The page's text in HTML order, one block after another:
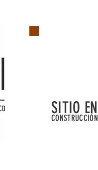
SITIO EN
CONSTRUCCIÓN